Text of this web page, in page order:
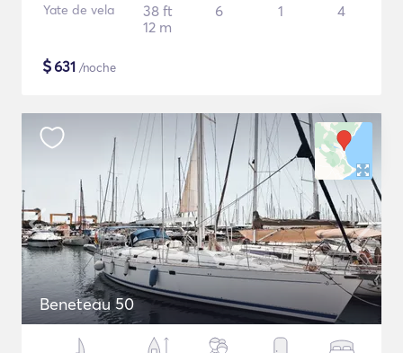
Yate de vela
38 ft
12 m
6 1 4
$631 /noche
Beneteau 50